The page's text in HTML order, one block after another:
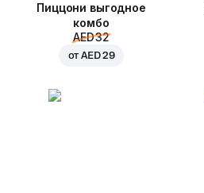
Пиццони выгодное
комбо
AED 32
отAED 29